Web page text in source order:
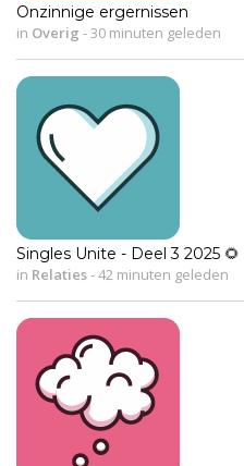
Onzinnige ergernissen
in Overig -30 minuten geleden
Singles Unite - Deel 3 2025
in Relaties-42 minuten geleden